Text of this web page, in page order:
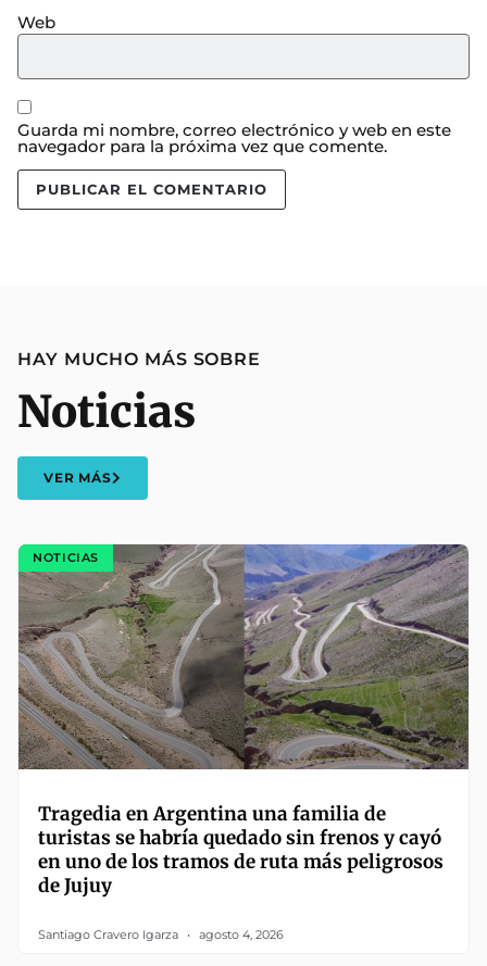
Web
Guarda mi nombre, correo electrónico y web en este
navegador para la próxima vez que comente.
HAY MUCHO MÁS SOBRE
Noticias
VER MÁS
NOTICIAS
Tragedia en Argentina una familia de
turistas se habría quedado sin frenos y cayó
en uno de los tramos de ruta más peligrosos
de Jujuy
Santiago Cravero Igarza agosto 4, 2026